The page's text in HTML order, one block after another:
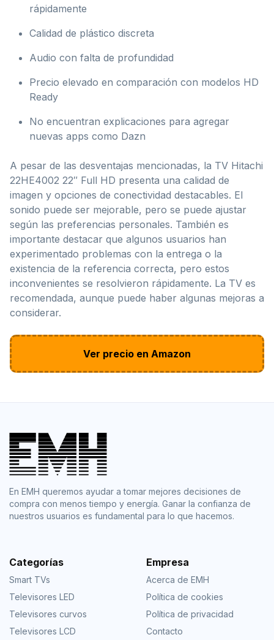
rápidamente
Calidad de plástico discreta
Audio con falta de profundidad
Precio elevado en comparación con modelos HD
Ready
No encuentran explicaciones para agregar
nuevas apps como Dazn
A pesar de las desventajas mencionadas, la TV Hitachi
22HE4002 22″ Full HD presenta una calidad de
imagen y opciones de conectividad destacables. El
sonido puede ser mejorable, pero se puede ajustar
según las preferencias personales. También es
importante destacar que algunos usuarios han
experimentado problemas con la entrega o la
existencia de la referencia correcta, pero estos
inconvenientes se resolvieron rápidamente. La TV es
recomendada, aunque puede haber algunas mejoras a
considerar.
Ver precio en Amazon
En EMH queremos ayudar a tomar mejores decisiones de
compra con menos tiempo y energía. Ganar la confianza de
nuestros usuarios es fundamental para lo que hacemos.
Categorías
Smart TVs
Televisores LED
Televisores curvos
Televisores LCD
Empresa
Acerca de EMH
Política de cookies
Política de privacidad
Contacto